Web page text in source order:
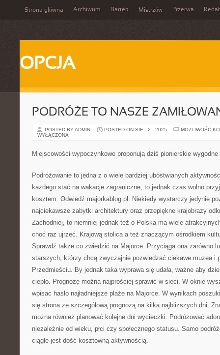
Strona główna Archiwum Bartek Mistrzów Przerwa
OPCJA
PODRÓŻE TO NASZE
POSTED BY ADMIN POSTED ON SIE - 2 - 2025
MOŻLIWOŚĆ
WYŁĄCZONA
Miejscowości wypoczynkowe proponują dziś pionierskie wygodne
Podróżowanie to jedna z o wiele bardziej ubóstwianych
każdego stać na wakacje zagraniczne, to jednak czas wolno
kosztem. Odwiedź majorkablog.pl. Niekiedy wystarczy jedynie
najciekawsze zabytki architektury oraz przepiękne krajobrazy
Zachodniej, to niemniej jednak też o Polska ma wiele
choć raz ujrzeć. Krajową stolica a też znaczącym ośrodkiem
Sprawdź także co zwiedzić na Majorce. Przyciąga ona zarówno
starszych, którzy chcą zwyczajnie pozwiedzać ciekawe muzea i
Przedmieściu. By jednak taka wyprawa się udała, ważne aby
ciepło. Prognozę można najprościej sprawić w sieci. W oknie
wpisac hasło najładniejsze plaże na Majorce. W wynikach
się strona ze szczegółową prognozą na kilka najbliższych dni.
można również planować kolejne dni wycieczki. Podróżować
niezależnie od wieku, płci czy społecznego statusu. Samo
ciągle jest dość kosztowną aktywnością.